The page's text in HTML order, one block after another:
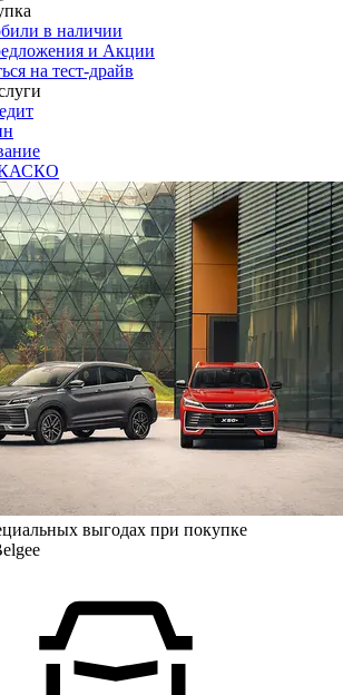
в наличии
и Акции
на тест-драйв
КАСКО
выгодах при покупке